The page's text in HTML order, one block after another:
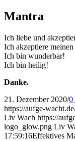
Mantra
Ich liebe und
Ich akzeptiere
Ich bin wunderbar!
Ich bin heilig!
Danke.
21. Dezember 2020/0
https://aufge-
Liv Wach https://
logo_glow.png Liv
17:59:16Effektives